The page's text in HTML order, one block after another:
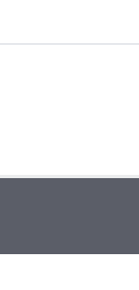
Yerinde Dinledi